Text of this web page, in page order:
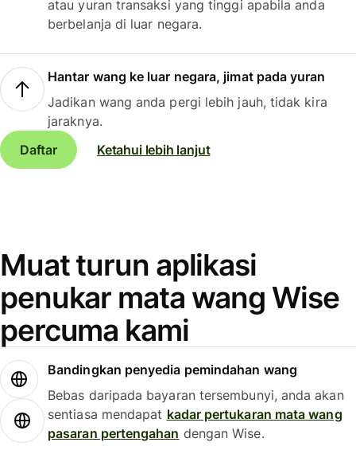
atau yuran transaksi yang tinggi apabila anda
berbelanja di luar negara.
Hantar wang ke luar negara, jimat pada yuran
Jadikan wang anda pergi lebih jauh, tidak kira
jaraknya.
Daftar
Ketahui lebih lanjut
Muat turun aplikasi
penukar mata wang Wise
percuma kami
Bandingkan penyedia pemindahan wang
Bebas daripada bayaran tersembunyi, anda akan
sentiasa mendapat kadar pertukaran mata wang
pasaran pertengahan dengan Wise.